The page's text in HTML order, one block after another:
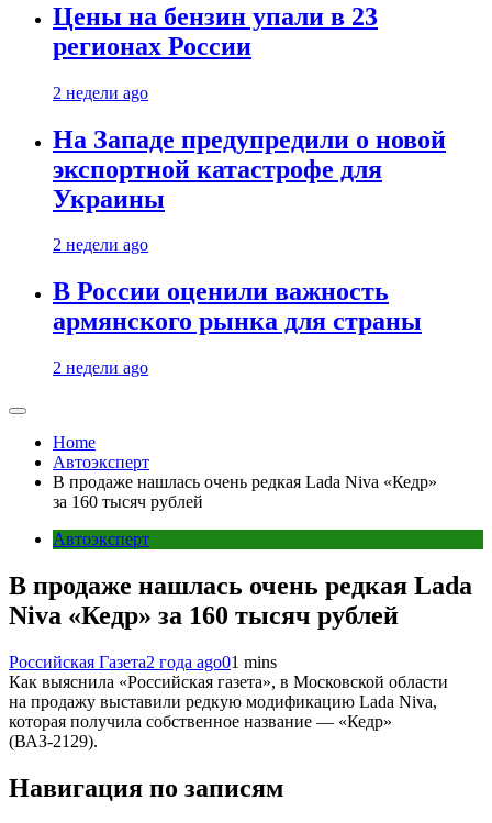
Цены на бензин упали в 23
регионах России
2 недели ago
На Западе предупредили о новой
экспортной катастрофе для
Украины
2 недели ago
В России оценили важность
армянского рынка для страны
2 недели ago
Home
Автоэксперт
В продаже нашлась очень редкая Lada Niva «Кедр»
за 160 тысяч рублей
Автоэксперт
В продаже нашлась очень редкая Lada
Niva «Кедр» за 160 тысяч рублей
Российская Газета2 года ago01 mins
Как выяснила «Российская газета», в Московской области
на продажу выставили редкую модификацию Lada Niva,
которая получила собственное название — «Кедр»
(ВАЗ-2129).
Навигация по записям